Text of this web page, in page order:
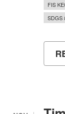
FIS
SDGS